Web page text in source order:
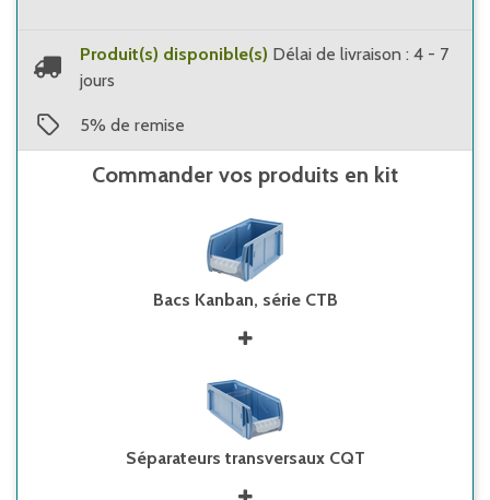
Produit(s) disponible(s) Délai de livraison : 4 - 7
jours
5% de remise
Commander vos produits en kit
Bacs Kanban, série CTB
Séparateurs transversaux CQT